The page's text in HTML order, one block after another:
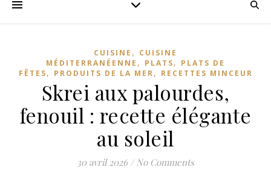
CUISINE , CUISINE
MÉDITERRANÉENNE , PLATS, PLATS DE
FÊTES, PRODUITS DE LA MER, RECETTES MINCEUR
Skrei aux palourdes,
fenouil : recette élégante
au soleil
30 avril 2026 / No Comments